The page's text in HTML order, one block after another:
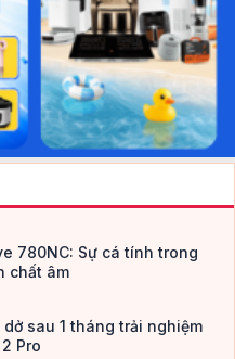
780NC: Sự cá tính trong
chất âm
sau 1 tháng trải nghiệm
Pro